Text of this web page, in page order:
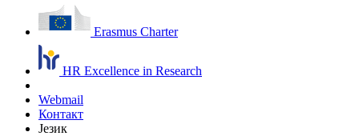
Erasmus Charter
HR Excellence in Research
Webmail
Контакт
Језик